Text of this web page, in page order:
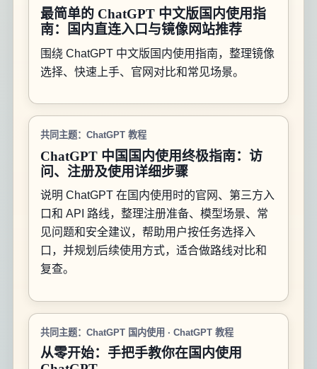
最简单的 ChatGPT 中文版国内使用指
南：国内直连入口与镜像网站推荐
围绕 ChatGPT 中文版国内使用指南，整理镜像
选择、快速上手、官网对比和常见场景。
共同主题：ChatGPT 教程
ChatGPT 中国国内使用终极指南：访
问、注册及使用详细步骤
说明 ChatGPT 在国内使用时的官网、第三方入
口和 API 路线，整理注册准备、模型场景、常
见问题和安全建议，帮助用户按任务选择入
口，并规划后续使用方式，适合做路线对比和
复查。
共同主题：ChatGPT 国内使用 · ChatGPT 教程
从零开始：手把手教你在国内使用